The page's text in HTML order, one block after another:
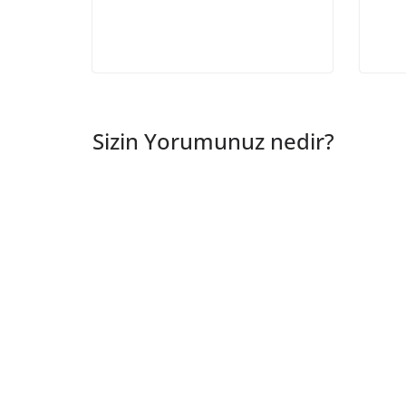
Sizin Yorumunuz nedir?